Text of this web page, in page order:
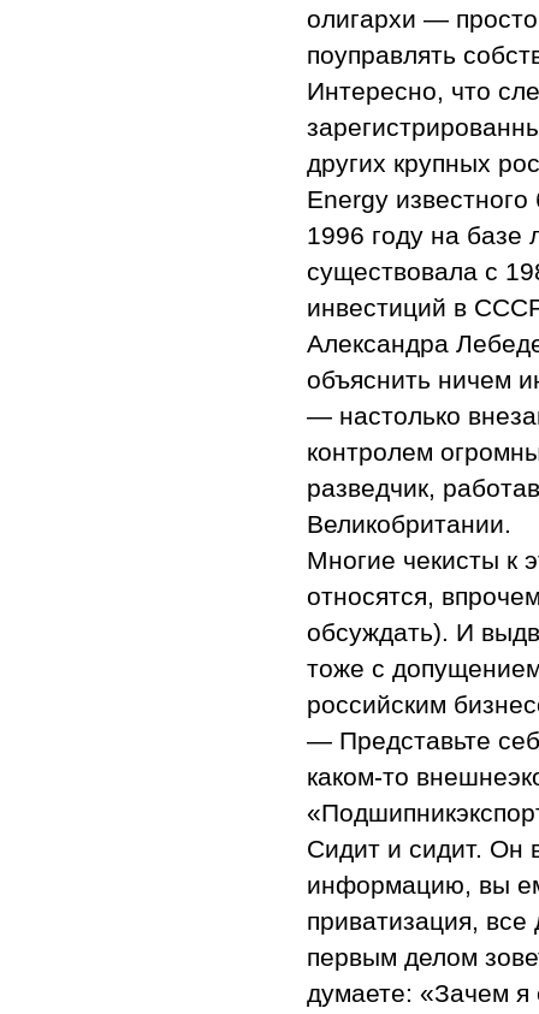
олигархи —
поуправлять
Интересно, что
других крупных
Energy
1996 году на базе
существовала с
инвестиций в
Александра
объяснить ничем
— настолько
контролем
разведчик,
Великобритании.
Многие чекисты к
относятся,
обсуждать). И
тоже с
российским
— Представьте
каком-то
Сидит и сидит. Он
информацию, вы
приватизация,
первым делом
думаете: «Зачем я